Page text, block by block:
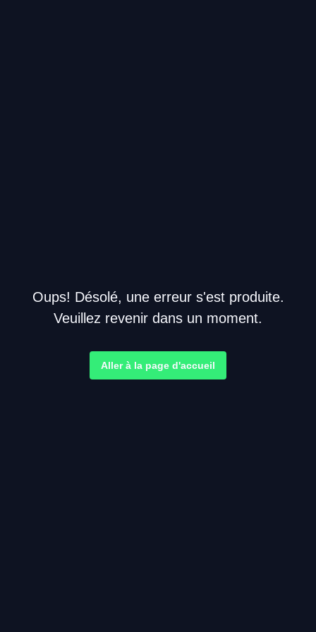
Oups! Désolé, une erreur s'est produite.
Veuillez revenir dans un moment.
Aller à la page d'accueil